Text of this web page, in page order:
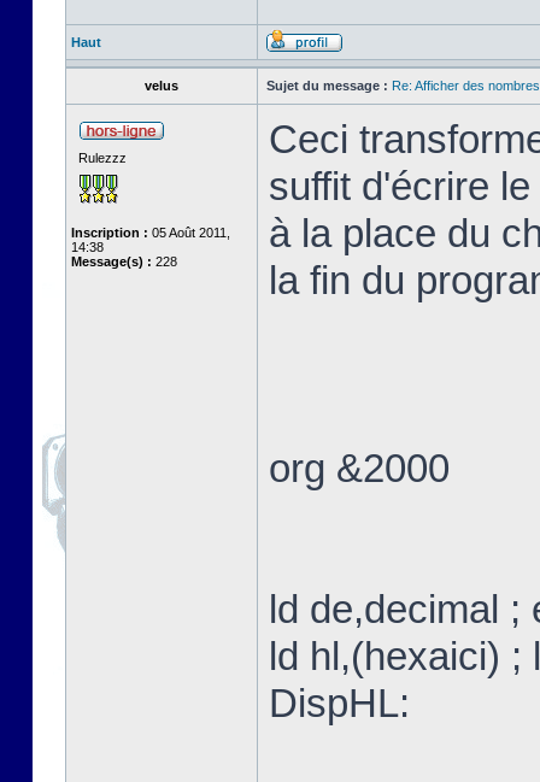
Haut
velus Sujet du message : Re: Afficher des
Rulezzz
Inscription : 05 Août 2011,
14:38
Message(s) : 228
Ceci
suffit d'écrire
à la place du
la fin du
org &2000
ld de,decimal ;
ld hl,(hexaici) ;
DispHL: